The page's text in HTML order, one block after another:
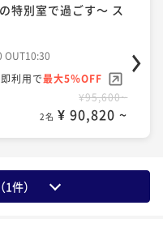
特別室で過ごす～ ス
OUT10:30
利用で最大5％OFF
¥95,600~
2名 ¥ 90,820 ~
1件）